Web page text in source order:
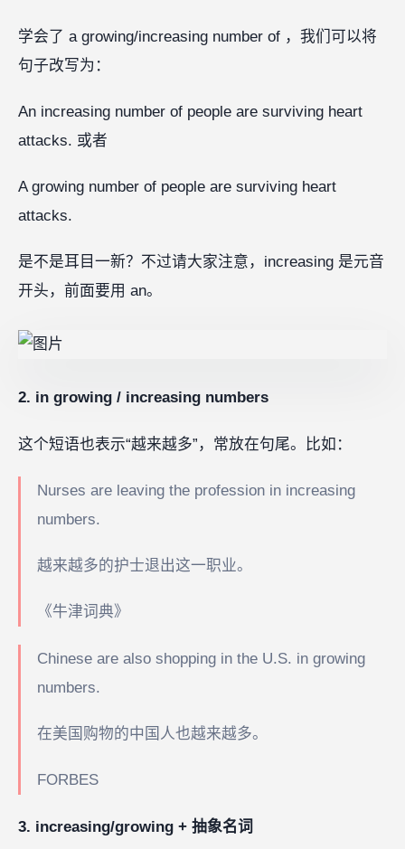
学会了 a growing/increasing number of ，我们可以将
句子改写为：
An increasing number of people are surviving heart
attacks. 或者
A growing number of people are surviving heart
attacks.
是不是耳目一新？不过请大家注意，increasing 是元音
开头，前面要用 an。
2. in growing / increasing numbers
这个短语也表示“越来越多”，常放在句尾。比如：
Nurses are leaving the profession in increasing
numbers.
越来越多的护士退出这一职业。
《牛津词典》
Chinese are also shopping in the U.S. in growing
numbers.
在美国购物的中国人也越来越多。
FORBES
3. increasing/growing + 抽象名词